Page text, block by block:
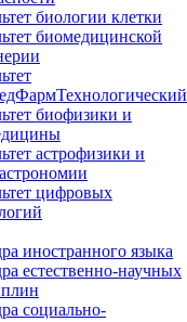
биологии клетки
биомедицинской
биофизики и
астрофизики и
цифровых
иностранного языка
естественно-научных
социально-